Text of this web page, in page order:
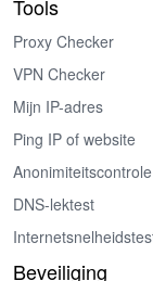
Tools
Proxy Checker
VPN Checker
Mijn IP-adres
Ping IP of website
Anonimiteitscontrole
DNS-lektest
Beveiliging